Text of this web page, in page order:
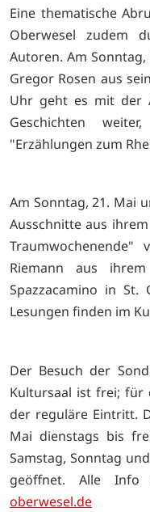
Eine thematische
Oberwesel zudem
Autoren. Am
Gregor Rosen aus
Uhr geht es mit der
Geschichten
"Erzählungen zum
Am Sonntag, 21. Mai
Ausschnitte aus
Riemann aus
Spazzacamino in St.
Lesungen finden im
Der Besuch der
Kultursaal ist frei; für
der reguläre Eintritt.
Mai dienstags bis
Samstag, Sonntag
geöffnet. Alle
oberwesel.de